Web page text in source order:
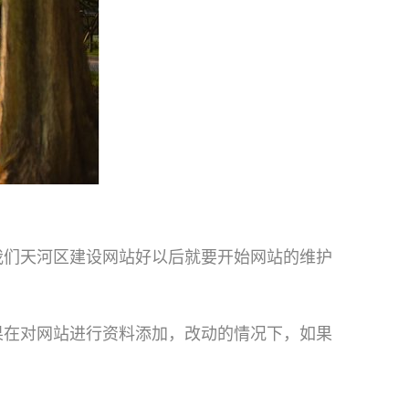
天河区建设网站好以后就要开始网站的维护
对网站进行资料添加，改动的情况下，如果